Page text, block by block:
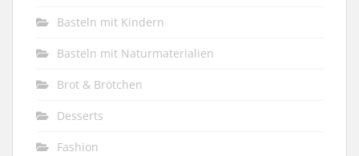
Basteln mit Kindern
Basteln mit Naturmaterialien
Brot & Brötchen
Desserts
Fashion